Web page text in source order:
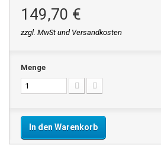
149,70 €
zzgl. MwSt und Versandkosten
Menge
In den Warenkorb